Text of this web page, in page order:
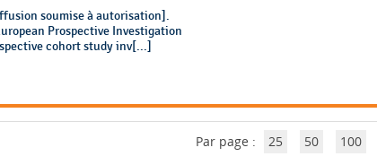
soumise à autorisation].
Prospective Investigation
cohort study inv[...]
Par page : 25 50 100